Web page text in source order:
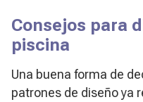
Consejos para
piscina
Una buena forma de
patrones de diseño ya